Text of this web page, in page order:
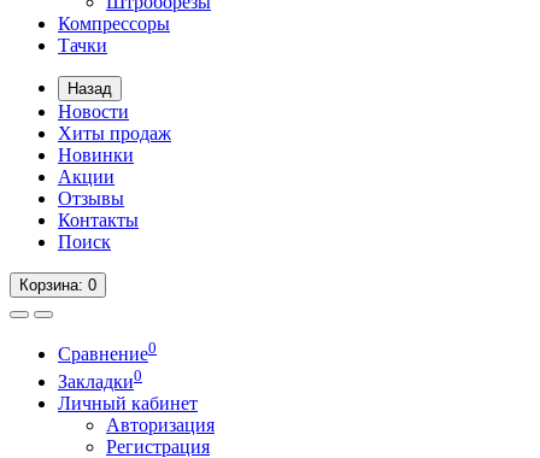
Компрессоры
Тачки
Назад
Новости
Хиты продаж
Новинки
Акции
Отзывы
Контакты
Поиск
Корзина: 0
Сравнение0
Закладки0
Личный кабинет
Авторизация
Регистрация